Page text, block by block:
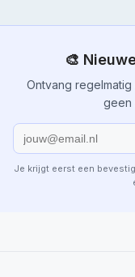
🎨
Ontvang
geen
Je krijgt eerst een